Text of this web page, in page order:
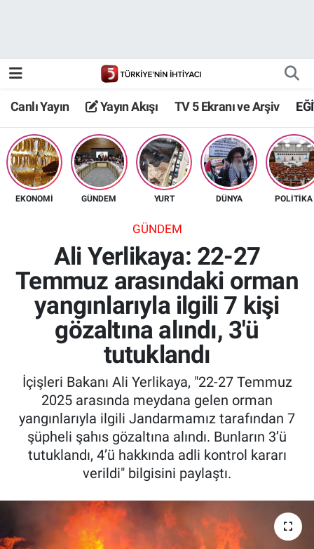
Canlı Yayın Yayın Akışı TV 5 Ekranı ve Arşiv
EKONOMİ GÜNDEM YURT DÜNYA POLİTİKA
GÜNDEM
Ali Yerlikaya: 22-27
Temmuz arasındaki orman
yangınlarıyla ilgili 7 kişi
gözaltına alındı, 3'ü
tutuklandı
İçişleri Bakanı Ali Yerlikaya, "22-27 Temmuz
2025 arasında meydana gelen orman
yangınlarıyla ilgili Jandarmamız tarafından 7
şüpheli şahıs gözaltına alındı. Bunların 3’ü
tutuklandı, 4’ü hakkında adli kontrol kararı
verildi" bilgisini paylaştı.
TV 5 Ekranı ve Arşiv